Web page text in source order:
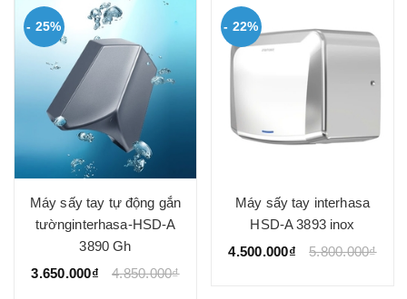
- 25%
Máy sấy tay tự động gắn
tườnginterhasa-HSD-A
3890 Gh
3.650.000₫
4.850.000₫
- 22%
Máy sấy tay interhasa
HSD-A 3893 inox
4.500.000₫
5.800.000₫